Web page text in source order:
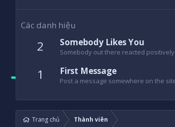
Các danh hiệu
2 Somebody Likes You
Somebody out there reacted
1 First Message
Post a message somewhere on the
Trang chủ Thành viên